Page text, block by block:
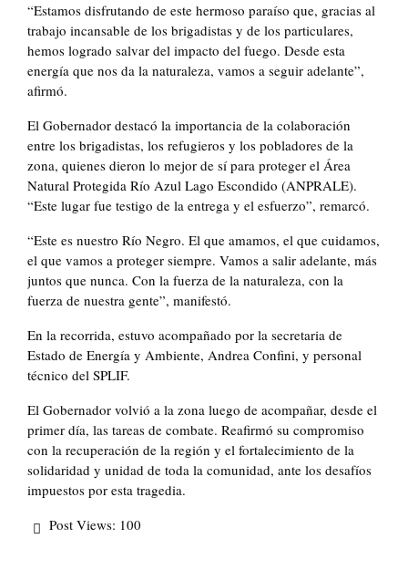
“Estamos disfrutando de este hermoso paraíso que, gracias al
trabajo incansable de los brigadistas y de los particulares,
hemos logrado salvar del impacto del fuego. Desde esta
energía que nos da la naturaleza, vamos a seguir adelante”,
afirmó.
El Gobernador destacó la importancia de la colaboración
entre los brigadistas, los refugieros y los pobladores de la
zona, quienes dieron lo mejor de sí para proteger el Área
Natural Protegida Río Azul Lago Escondido (ANPRALE).
“Este lugar fue testigo de la entrega y el esfuerzo”, remarcó.
“Este es nuestro Río Negro. El que amamos, el que cuidamos,
el que vamos a proteger siempre. Vamos a salir adelante, más
juntos que nunca. Con la fuerza de la naturaleza, con la
fuerza de nuestra gente”, manifestó.
En la recorrida, estuvo acompañado por la secretaria de
Estado de Energía y Ambiente, Andrea Confini, y personal
técnico del SPLIF.
El Gobernador volvió a la zona luego de acompañar, desde el
primer día, las tareas de combate. Reafirmó su compromiso
con la recuperación de la región y el fortalecimiento de la
solidaridad y unidad de toda la comunidad, ante los desafíos
impuestos por esta tragedia.
Post Views: 100